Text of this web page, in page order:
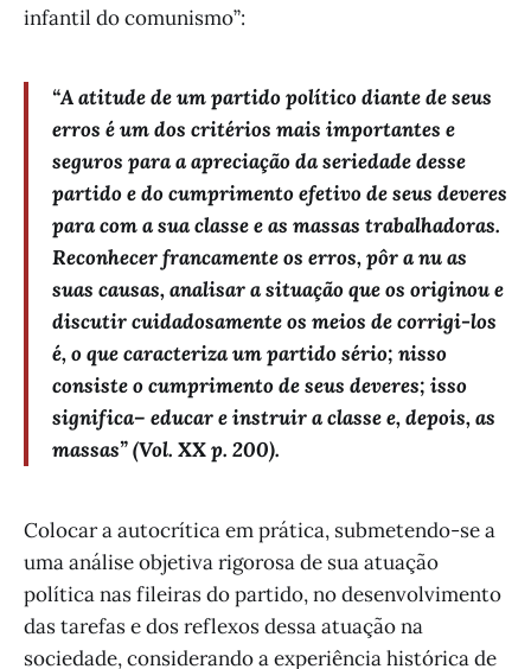
infantil do comunismo”:
“A atitude de um partido político diante de seus
erros é um dos critérios mais importantes e
seguros para a apreciação da seriedade desse
partido e do cumprimento efetivo de seus deveres
para com a sua classe e as massas trabalhadoras.
Reconhecer francamente os erros, pôr a nu as
suas causas, analisar a situação que os originou e
discutir cuidadosamente os meios de corrigi-los
é, o que caracteriza um partido sério; nisso
consiste o cumprimento de seus deveres; isso
significa– educar e instruir a classe e, depois, as
massas” (Vol. XX p. 200).
Colocar a autocrítica em prática, submetendo-se a
uma análise objetiva rigorosa de sua atuação
política nas fileiras do partido, no desenvolvimento
das tarefas e dos reflexos dessa atuação na
sociedade, considerando a experiência histórica de